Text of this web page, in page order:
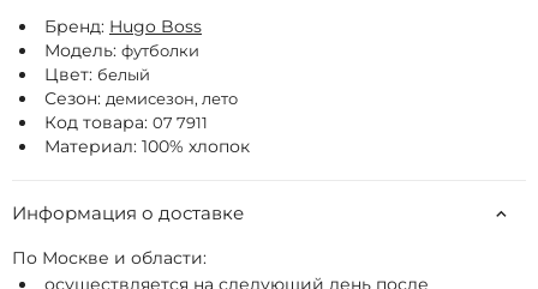
Бренд: Hugo Boss
Модель: футболки
Цвет: белый
Сезон: демисезон, лето
Код товара: 07 7911
Материал: 100% хлопок
Информация о доставке
По Москве и области:
осуществляется на следующий день после